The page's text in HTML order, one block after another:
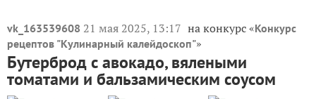
vk_163539608 21 мая 2025, 13:17 на конкурс «Конкурс
рецептов "Кулинарный калейдоскоп"»
Бутерброд с авокадо, вялеными
томатами и бальзамическим соусом